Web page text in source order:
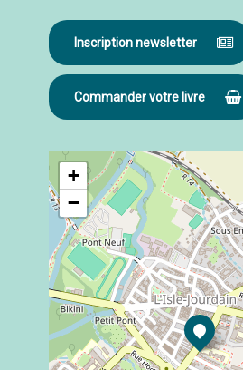
Inscription newsletter
Commander votre livre
+
−